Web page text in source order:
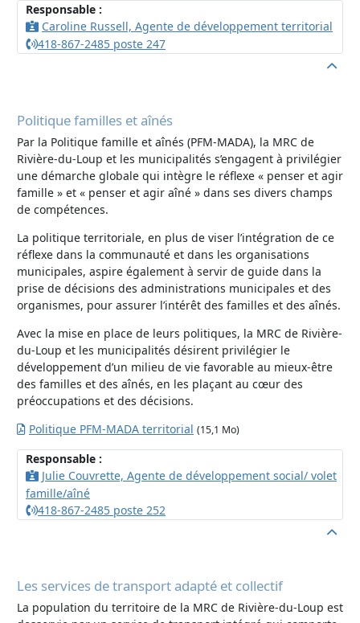
Responsable :
Caroline Russell, Agente de développement territorial
418-867-2485 poste 247
Politique familles et aînés
Par la Politique famille et aînés (PFM-MADA), la MRC de
Rivière-du-Loup et les municipalités s’engagent à privilégier
une démarche globale qui intègre le réflexe « penser et agir
famille » et « penser et agir aîné » dans ses divers champs
de compétences.
La politique territoriale, en plus de viser l’intégration de ce
réflexe dans la communauté et dans les organisations
municipales, aspire également à servir de guide dans la
prise de décisions des administrations municipales et des
organismes, pour assurer l’intérêt des familles et des aînés.
Avec la mise en place de leurs politiques, la MRC de Rivière-
du-Loup et les municipalités désirent privilégier le
développement d’un milieu de vie favorable au mieux-être
des familles et des aînés, en les plaçant au cœur des
préoccupations et des décisions.
Politique PFM-MADA territorial (15,1 Mo)
Responsable :
Julie Couvrette, Agente de développement social/ volet
famille/aîné
418-867-2485 poste 252
Les services de transport adapté et collectif
La population du territoire de la MRC de Rivière-du-Loup est